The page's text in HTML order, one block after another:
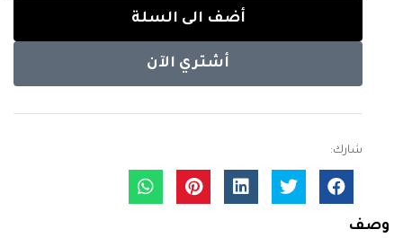
أضف الى السلة
أشتري الآن
شارك:
وصف